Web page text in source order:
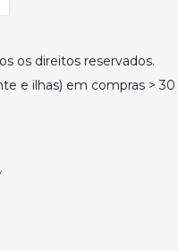
os direitos reservados.
e ilhas) em compras > 30